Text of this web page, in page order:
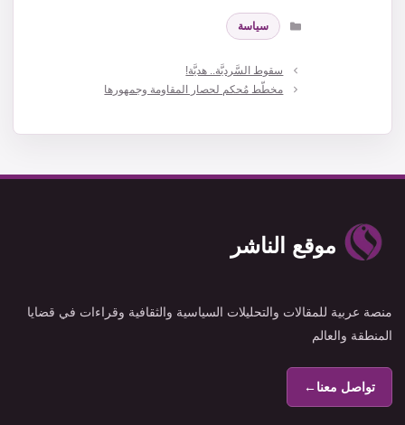
التصنيفات
سياسة
سقوط السَّرديَّة.. هديَّة!
مخطّط مُحكم لحصار المقاومة وجمهورها
موقع الناشر
منصة عربية للمقالات والتحليلات السياسية والثقافية وقراءات في قضايا
المنطقة والعالم
تواصل معنا←